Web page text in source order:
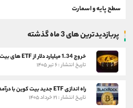
سطح پایه و اسمارت
پربازدیدترین های 3 ماه گذشته
خروج 1.34 میلیارد دلار از ETF های بیت کوین در یک هفته
تاریخ انتشار : ۶ تیر ۱۴۰۵
راه اندازی ETF جدید بیت کوین با درآمد ماهانه
تاریخ انتشار : ۲۱ خرداد ۱۴۰۵